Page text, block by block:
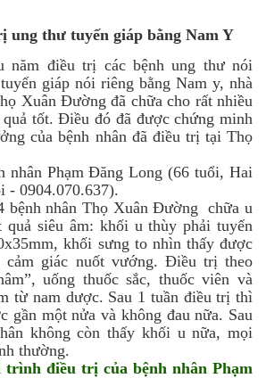
ung thư tuyến giáp bằng Nam Y
năm điều trị các bệnh ung thư nói
giáp nói riêng bằng Nam y, nhà
Xuân Đường đã chữa cho rất nhiều
tốt. Điều đó đã được chứng minh
của bệnh nhân đã điều trị tại Thọ
nhân Phạm Đăng Long (66 tuổi, Hai
- 0904.070.637).
bệnh nhân Thọ Xuân Đường chữa u
siêu âm: khối u thùy phải tuyến
khối sưng to nhìn thấy được
cảm giác nuốt vướng. Điều trị theo
uống thuốc sắc, thuốc viên và
từ nam dược. Sau 1 tuần điều trị thì
gần một nửa và không đau nữa. Sau
không còn thấy khối u nữa, mọi
thường.
trình điều trị của bệnh nhân Phạm